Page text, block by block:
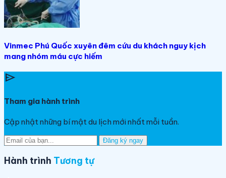
Vinmec Phú Quốc xuyên đêm cứu du khách nguy kịch
mang nhóm máu cực hiếm
send
Tham gia hành trình
Cập nhật những bí mật du lịch mới nhất mỗi tuần.
Đăng ký ngay
Hành trình Tương tự